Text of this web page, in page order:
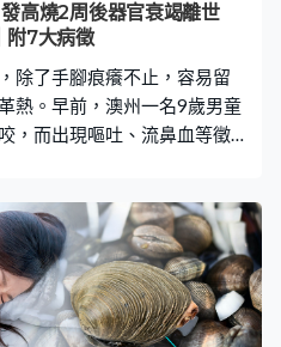
高燒2周後器官衰竭離世
附7大病徵
除了手腳痕癢不止，容易留
熱。早前，澳州一名9歲男童
，而出現嘔吐、流鼻血等徵
童Glenn Pulgadas上月與家
咬，而出現嘔吐、流鼻血等
Glenn感染登革熱，並立即把
2星期後，Glenn病情惡化，
和流鼻血，最後因器官衰竭